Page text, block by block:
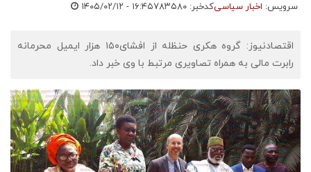
سرویس: اخبار سیاسیکدخبر: ۷۸۳۵۸۰ ۱۴۰۵/۰۲/۱۲ - ۱۶:۴۵
اقتصادنیوز: گروه هکری حنظله از افشای۱۵۰ هزار ایمیل محرمانه
رابرت مالی به همراه تصاویری مرتبط با وی خبر داد.